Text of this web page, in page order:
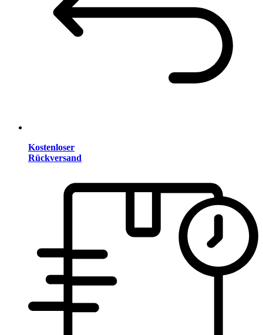
Kostenloser
Rückversand